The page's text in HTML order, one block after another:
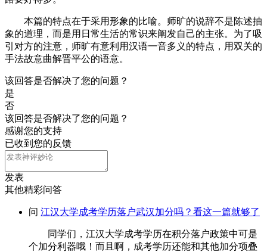
本篇的特点在于采用形象的比喻。师旷的说辞不是陈述抽
象的道理，而是用日常生活的常识来阐发自己的主张。为了吸
引对方的注意，师旷有意利用汉语一音多义的特点，用双关的
手法故意曲解晋平公的语意。
该回答是否解决了您的问题？
是
否
该回答是否解决了您的问题？
感谢您的支持
已收到您的反馈
发表
其他精彩问答
问 江汉大学成考学历落户武汉加分吗？看这一篇就够了
同学们，江汉大学成考学历在积分落户政策中可是
个加分利器哦！而且啊，成考学历还能和其他加分项叠